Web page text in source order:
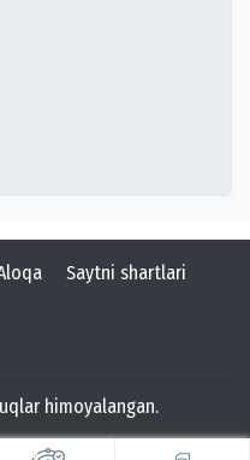
Saytni shartlari
himoyalangan.